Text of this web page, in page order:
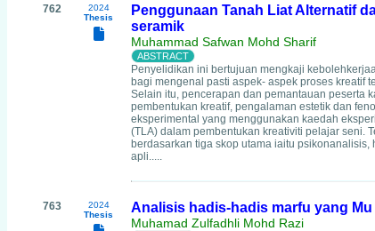
762
2024
Thesis
Penggunaan Tanah Liat Alternatif
seramik
Muhammad Safwan Mohd Sharif
Penyelidikan ini bertujuan mengkaji
bagi mengenal pasti aspek- aspek proses kreatif
Selain itu, pencerapan dan pemantauan peserta
pembentukan kreatif, pengalaman estetik dan
eksperimental yang menggunakan kaedah
(TLA) dalam pembentukan kreativiti pelajar seni.
berdasarkan tiga skop utama iaitu
apli.....
763
2024
Thesis
Analisis hadis-hadis marfu yang
Muhamad Zulfadhli Mohd Razi